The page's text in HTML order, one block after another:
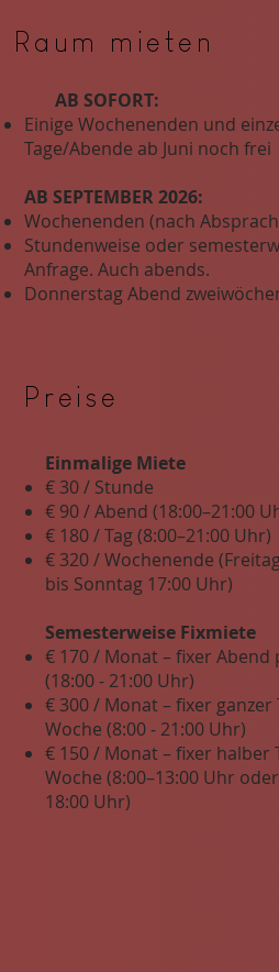
Raum mieten
AB SOFORT:
Einige Wochenenden und
Tage/Abende ab Juni noch frei
AB SEPTEMBER 2026:
Wochenenden (nach
Stundenweise oder
Anfrage. Auch abends.
Donnerstag Abend
Preise
Einmalige Miete
€ 30 / Stunde
€ 90 / Abend (18:00–21:00
€ 180 / Tag (8:00–21:00 Uhr)
€ 320 / Wochenende
bis Sonntag 17:00 Uhr)
Semesterweise Fixmiete
€ 170 / Monat – fixer Abend
(18:00 - 21:00 Uhr)
€ 300 / Monat – fixer ganzer
Woche (8:00 - 21:00 Uhr)
€ 150 / Monat – fixer halber
Woche (8:00–13:00 Uhr
18:00 Uhr)